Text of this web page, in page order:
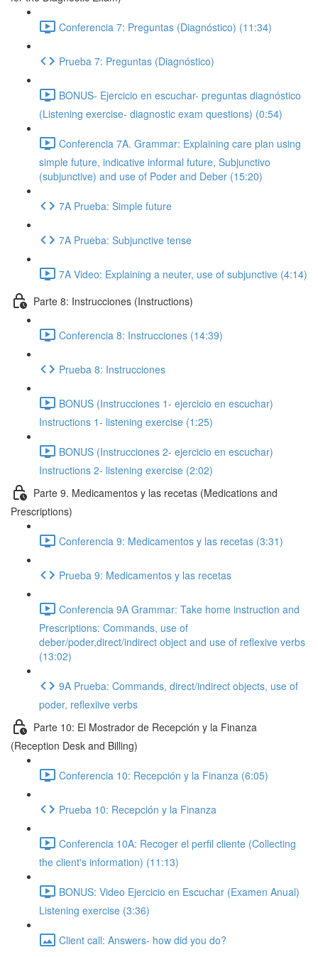
Conferencia 7: Preguntas (Diagnóstico) (11:34)
Prueba 7: Preguntas (Diagnóstico)
BONUS- Ejercicio en escuchar- preguntas diagnóstico
(Listening exercise- diagnostic exam questions) (0:54)
Conferencia 7A. Grammar: Explaining care plan using
simple future, indicative informal future, Subjunctivo
(subjunctive) and use of Poder and Deber (15:20)
7A Prueba: Simple future
7A Prueba: Subjunctive tense
7A Video: Explaining a neuter, use of subjunctive (4:14)
Parte 8: Instrucciones (Instructions)
Conferencia 8: Instrucciones (14:39)
Prueba 8: Instrucciones
BONUS (Instrucciones 1- ejercicio en escuchar)
Instructions 1- listening exercise (1:25)
BONUS (Instrucciones 2- ejercicio en escuchar)
Instructions 2- listening exercise (2:02)
Parte 9. Medicamentos y las recetas (Medications and
Prescriptions)
Conferencia 9: Medicamentos y las recetas (3:31)
Prueba 9: Medicamentos y las recetas
Conferencia 9A Grammar: Take home instruction and
Prescriptions: Commands, use of
deber/poder,direct/indirect object and use of reflexive verbs
(13:02)
9A Prueba: Commands, direct/indirect objects, use of
poder, reflexiive verbs
Parte 10: El Mostrador de Recepción y la Finanza
(Reception Desk and Billing)
Conferencia 10: Recepción y la Finanza (6:05)
Prueba 10: Recepción y la Finanza
Conferencia 10A: Recoger el perfil cliente (Collecting
the client's information) (11:13)
BONUS: Video Ejercicio en Escuchar (Examen Anual)
Listening exercise (3:36)
Client call: Answers- how did you do?